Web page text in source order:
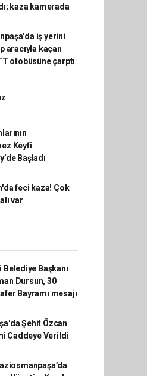
kaza kamerada
iş yerini
aracıyla kaçan
otobüsüne çarptı
Keyfi
Başladı
feci kaza! Çok
var
Başkanı
Dursun, 30
Bayramı mesajı
Şehit Özcan
Caddeye Verildi